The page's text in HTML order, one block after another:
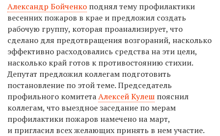
Александр Бойченко поднял тему профилактики
весенних пожаров в крае и предложил создать
рабочую группу, которая проанализирует, что
сделано для предотвращения возгораний, насколько
эффективно расходовались средства на эти цели,
насколько край готов к противостоянию стихии.
Депутат предложил коллегам подготовить
постановление по этой теме. Председатель
профильного комитетаАлексей Кулеш пояснил
коллегам, что выездное заседание по мерам
профилактики пожаров намечено на март,
и пригласил всех желающих принять в нем участие.